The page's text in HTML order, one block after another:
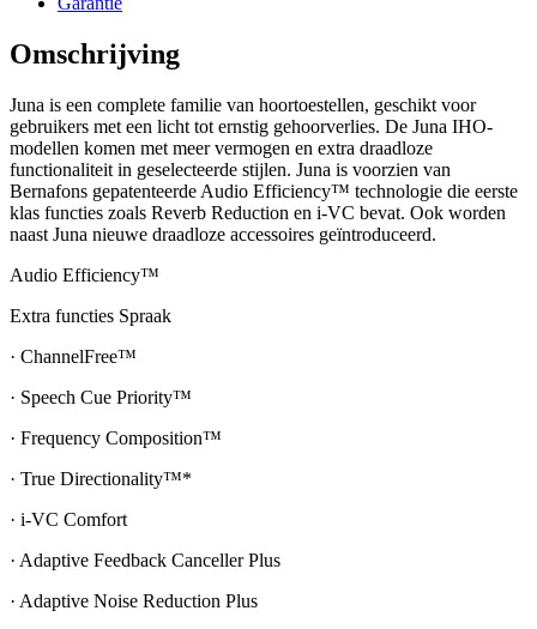
Omschrijving
Juna is een complete familie van hoortoestellen, geschikt voor
gebruikers met een licht tot ernstig gehoorverlies. De Juna IHO-
modellen komen met meer vermogen en extra draadloze
functionaliteit in geselecteerde stijlen. Juna is voorzien van
Bernafons gepatenteerde Audio Efficiency™ technologie die eerste
klas functies zoals Reverb Reduction en i-VC bevat. Ook worden
naast Juna nieuwe draadloze accessoires geïntroduceerd.
Audio Efficiency™
Extra functies Spraak
· ChannelFree™
· Speech Cue Priority™
· Frequency Composition™
· True Directionality™*
· i-VC Comfort
· Adaptive Feedback Canceller Plus
· Adaptive Noise Reduction Plus